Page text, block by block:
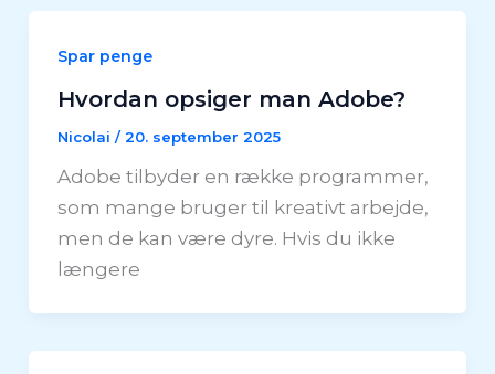
Spar penge
Hvordan opsiger man Adobe?
Nicolai /20. september 2025
Adobe tilbyder en række programmer,
som mange bruger til kreativt arbejde,
men de kan være dyre. Hvis du ikke
længere